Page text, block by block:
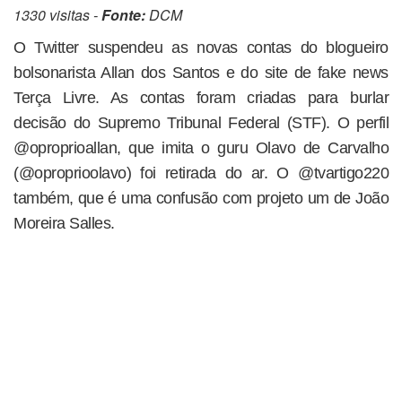
1330 visitas -Fonte:DCM
O Twitter suspendeu as novas contas do blogueiro
bolsonarista Allan dos Santos e do site de fake news
Terça Livre. As contas foram criadas para burlar
decisão do Supremo Tribunal Federal (STF). O perfil
@oproprioallan, que imita o guru Olavo de Carvalho
(@oproprioolavo) foi retirada do ar. O @tvartigo220
também, que é uma confusão com projeto um de João
Moreira Salles.